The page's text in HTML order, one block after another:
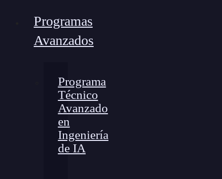
Programas
Avanzados
Programa
Técnico
Avanzado
en
Ingeniería
de IA